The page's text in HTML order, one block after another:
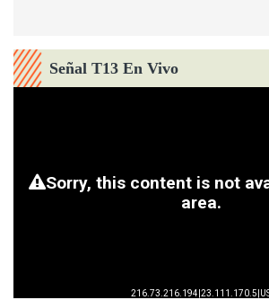
Señal T13 En Vivo